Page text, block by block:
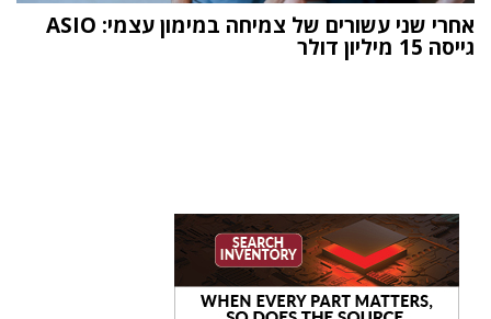
אחרי שני עשורים של צמיחה במימון עצמי: ASIO
גייסה 15 מיליון דולר